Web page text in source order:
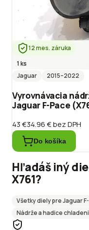
12 mes. záruka
1 ks
Jaguar
2015–2022
Vyrovnávacia
Jaguar F-Pace
43 €34.96 €bez DPH
Do košíka
Hľadáš iný
X761?
Všetky diely preJaguar
Nádrže a hadice